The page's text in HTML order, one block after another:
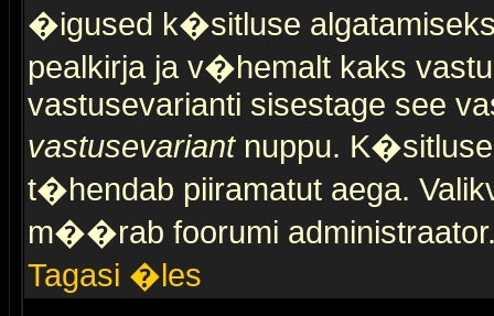
�igused k�sitluse
pealkirja ja v�hemalt kaks
vastusevarianti sisestage see
vastusevariantnuppu.
t�hendab piiramatut aega.
m��rab foorumi
Tagasi �les